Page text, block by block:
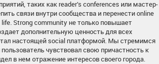
таких как reader’s conferences или мастер-
связи внутри сообщества и перенести online
Strong community не только повышает
дополнительную ценность для всех
настоящей social платформой. Мы стремимся
чувствовал свою причастность к
в нем отражение интересов своего города.